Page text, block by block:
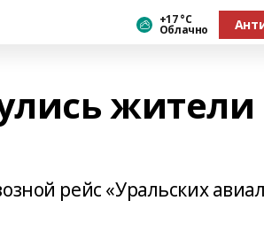
+17 °С
Облачно
жители
рейс «Уральских